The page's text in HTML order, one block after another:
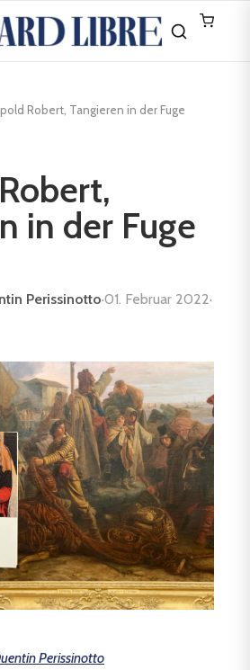
Robert, Tangieren in der Fuge
in der Fuge
Perissinotto·01. Februar 2022·
Perissinotto